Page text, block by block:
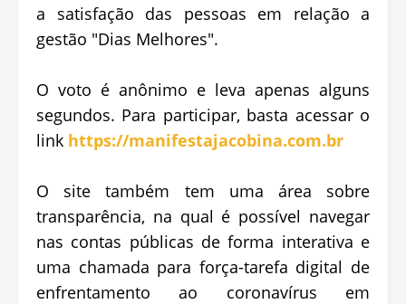
a satisfação das pessoas em relação a
gestão "Dias Melhores".
O voto é anônimo e leva apenas alguns
segundos. Para participar, basta acessar o
link https://manifestajacobina.com.br
O site também tem uma área sobre
transparência, na qual é possível navegar
nas contas públicas de forma interativa e
uma chamada para força-tarefa digital de
enfrentamento ao coronavírus em